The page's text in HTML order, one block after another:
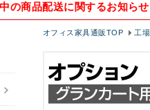
の商品配送に関するお知ら
オフィス家具通販TOP 工